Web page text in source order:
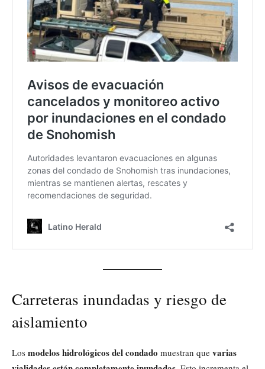
Carreteras inundadas y riesgo de
aislamiento
Los modelos hidrológicos del condado muestran que varias